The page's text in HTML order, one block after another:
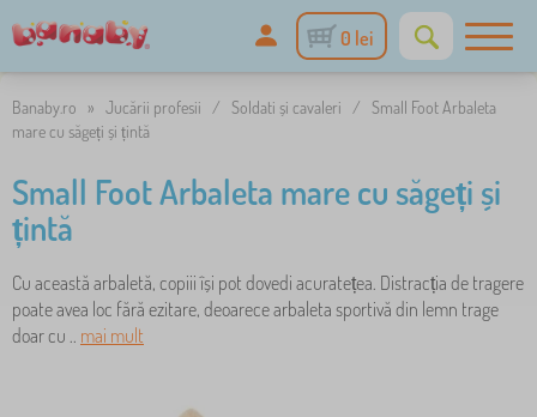
0 lei
Banaby.ro » Jucării profesii / Soldati și cavaleri / Small Foot Arbaleta
mare cu săgeți și țintă
Small Foot Arbaleta mare cu săgeți și
țintă
Cu această arbaletă, copiii își pot dovedi acuratețea. Distracția de tragere
poate avea loc fără ezitare, deoarece arbaleta sportivă din lemn trage
doar cu .. mai mult